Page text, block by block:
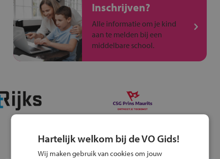
Inschrijven?
Alle informatie om je kind
aan te melden bij een
middelbare school.
Hartelijk welkom bij de VO Gids!
Wij maken gebruik van cookies om jouw